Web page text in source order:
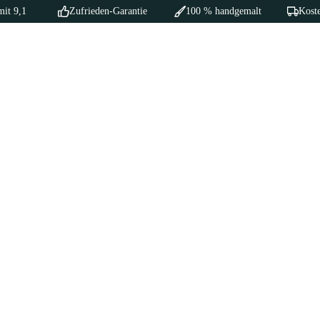
9,1 Zufrieden-Garantie 100 % handgemalt